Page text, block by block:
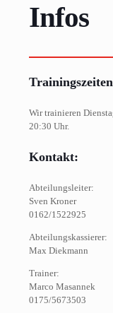
Infos
Wir trainieren
20:30 Uhr.
Kontakt:
Abteilungsleiter:
Sven Kroner
0162/1522925
Abteilungskassierer:
Max Diekmann
Trainer:
Marco Masannek
0175/5673503